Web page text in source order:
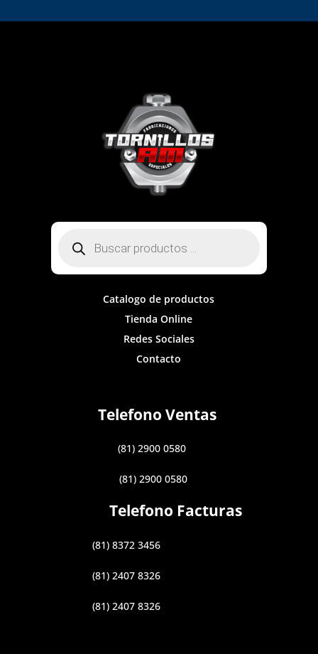
productos
Catalogo de productos
Tienda Online
Redes Sociales
Contacto
Telefono Ventas
(81) 2900 0580
(81) 2900 0580
Telefono Facturas
(81) 8372 3456
(81) 2407 8326
(81) 2407 8326